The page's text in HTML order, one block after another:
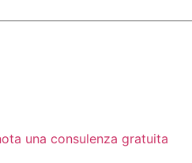
una consulenza gratuita